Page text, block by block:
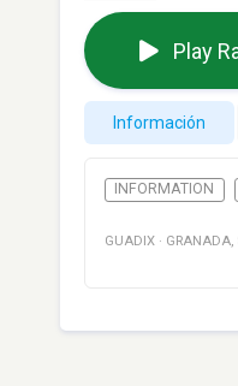
Play
Información
INFORMATION
GUADIX · GRANADA,